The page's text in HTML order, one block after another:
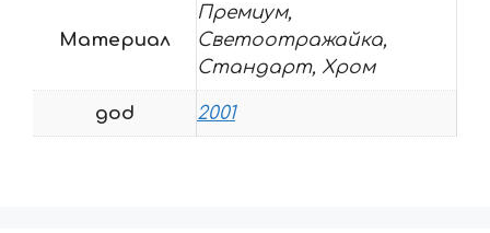
Материал
Премиум,
Светоотражайка,
Стандарт, Хром
god 2001